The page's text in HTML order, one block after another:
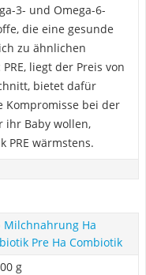
3- und Omega-6-
die eine gesunde
zu ähnlichen
liegt der Preis von
bietet dafür
Kompromisse bei der
ihr Baby wollen,
PRE wärmstens.
Milchnahrung Ha
Pre Ha Combiotik
g